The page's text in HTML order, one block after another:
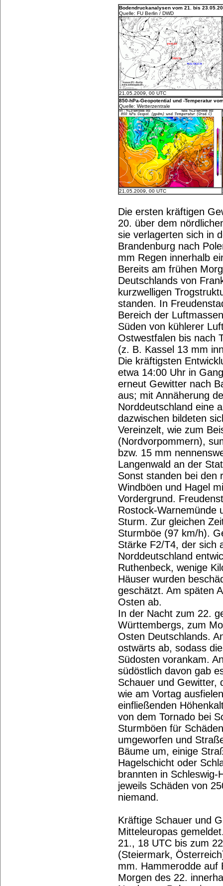
Bodendruckanalysen vom 21. bis
Quelle: FU Berlin / DWD
21.05.2009, 00 UTC
850-hPa-Geopotential und -Temperatur
Quelle: Wetterzentrale
21.05.2009, 00 UTC
Die ersten kräftigen
20. über dem
sie verlagerten sich in
Brandenburg nach
mm Regen innerhalb
Bereits am frühen
Deutschlands von
kurzwelligen
standen. In
Bereich der
Süden von kühlerer
Ostwestfalen bis nach
(z. B. Kassel 13 mm
Die kräftigsten
etwa 14:00 Uhr in
erneut Gewitter nach
aus; mit Annäherung
Norddeutschland eine
dazwischen bildeten
Vereinzelt, wie zum
(Nordvorpommern),
bzw. 15 mm
Langenwald an der
Sonst standen bei den
Windböen und Hagel
Vordergrund.
Rostock-Warnemünde
Sturm. Zur gleichen
Sturmböe (97 km/h).
Stärke F2/T4, der sich
Norddeutschland
Ruthenbeck, wenige
Häuser wurden
geschätzt. Am späten
Osten ab.
In der Nacht zum 22.
Württembergs, zum
Osten Deutschlands.
ostwärts ab, sodass
Südosten vorankam.
südöstlich davon gab
Schauer und Gewitter,
wie am Vortag
einfließenden
von dem Tornado bei
Sturmböen für
umgeworfen und
Bäume um, einige
Hagelschicht oder
brannten in
jeweils Schäden von
niemand.
Kräftige Schauer und
Mitteleuropas
21., 18 UTC bis zum
(Steiermark,
mm. Hammerodde auf
Morgen des 22.